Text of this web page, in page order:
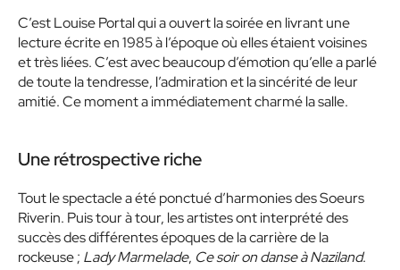
C’est Louise Portal qui a ouvert la soirée en livrant une
lecture écrite en 1985 à l’époque où elles étaient voisines
et très liées. C’est avec beaucoup d’émotion qu’elle a parlé
de toute la tendresse, l’admiration et la sincérité de leur
amitié. Ce moment a immédiatement charmé la salle.
Une rétrospective riche
Tout le spectacle a été ponctué d’harmonies des Soeurs
Riverin. Puis tour à tour, les artistes ont interprété des
succès des différentes époques de la carrière de la
rockeuse ; Lady Marmelade, Ce soir on danse à Naziland.